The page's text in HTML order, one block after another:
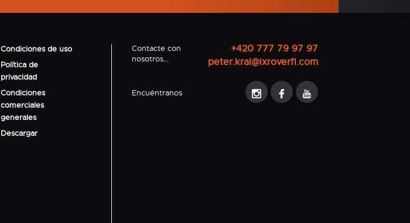
Condiciones de uso
Política de
privacidad
Condiciones
comerciales
generales
Descargar
Contacte con
nosotros...
+420 777 79 97 97
peter.kral@ixroverfl.com
Encuéntranos